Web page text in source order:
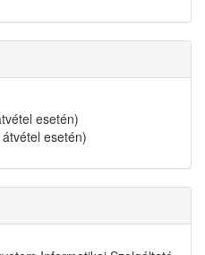
esetén)
esetén)